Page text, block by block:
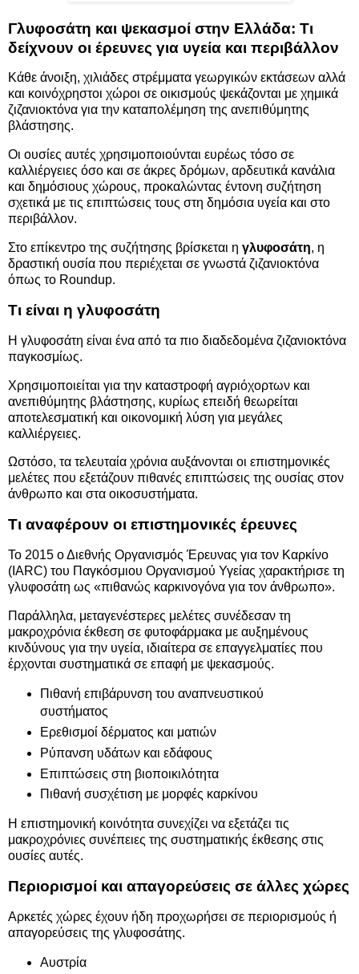
Γλυφοσάτη και ψεκασμοί στην Ελλάδα: Τι
δείχνουν οι έρευνες για υγεία και περιβάλλον
Κάθε άνοιξη, χιλιάδες στρέμματα γεωργικών εκτάσεων αλλά
και κοινόχρηστοι χώροι σε οικισμούς ψεκάζονται με χημικά
ζιζανιοκτόνα για την καταπολέμηση της ανεπιθύμητης
βλάστησης.
Οι ουσίες αυτές χρησιμοποιούνται ευρέως τόσο σε
καλλιέργειες όσο και σε άκρες δρόμων, αρδευτικά κανάλια
και δημόσιους χώρους, προκαλώντας έντονη συζήτηση
σχετικά με τις επιπτώσεις τους στη δημόσια υγεία και στο
περιβάλλον.
Στο επίκεντρο της συζήτησης βρίσκεται η γλυφοσάτη, η
δραστική ουσία που περιέχεται σε γνωστά ζιζανιοκτόνα
όπως το Roundup.
Τι είναι η γλυφοσάτη
Η γλυφοσάτη είναι ένα από τα πιο διαδεδομένα ζιζανιοκτόνα
παγκοσμίως.
Χρησιμοποιείται για την καταστροφή αγριόχορτων και
ανεπιθύμητης βλάστησης, κυρίως επειδή θεωρείται
αποτελεσματική και οικονομική λύση για μεγάλες
καλλιέργειες.
Ωστόσο, τα τελευταία χρόνια αυξάνονται οι επιστημονικές
μελέτες που εξετάζουν πιθανές επιπτώσεις της ουσίας στον
άνθρωπο και στα οικοσυστήματα.
Τι αναφέρουν οι επιστημονικές έρευνες
Το 2015 ο Διεθνής Οργανισμός Έρευνας για τον Καρκίνο
(IARC) του Παγκόσμιου Οργανισμού Υγείας χαρακτήρισε τη
γλυφοσάτη ως «πιθανώς καρκινογόνα για τον άνθρωπο».
Παράλληλα, μεταγενέστερες μελέτες συνέδεσαν τη
μακροχρόνια έκθεση σε φυτοφάρμακα με αυξημένους
κινδύνους για την υγεία, ιδιαίτερα σε επαγγελματίες που
έρχονται συστηματικά σε επαφή με ψεκασμούς.
Πιθανή επιβάρυνση του αναπνευστικού
συστήματος
Ερεθισμοί δέρματος και ματιών
Ρύπανση υδάτων και εδάφους
Επιπτώσεις στη βιοποικιλότητα
Πιθανή συσχέτιση με μορφές καρκίνου
Η επιστημονική κοινότητα συνεχίζει να εξετάζει τις
μακροχρόνιες συνέπειες της συστηματικής έκθεσης στις
ουσίες αυτές.
Περιορισμοί και απαγορεύσεις σε άλλες χώρες
Αρκετές χώρες έχουν ήδη προχωρήσει σε περιορισμούς ή
απαγορεύσεις της γλυφοσάτης.
Αυστρία